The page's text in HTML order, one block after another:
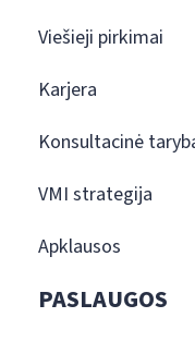
Viešieji pirkimai
Karjera
Konsultacinė
VMI strategija
Apklausos
PASLAUGOS